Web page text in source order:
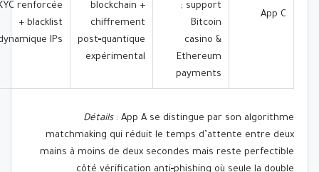
App C
; support
Bitcoin
casino &
Ethereum
payments
blockchain +
chiffrement
post‑quantique
expérimental
renforcée
+ blacklist
IPs
Détails: App A se distingue par son algorithme
matchmaking qui réduit le temps d’attente entre deux
mains à moins de deux secondes mais reste perfectible
côté vérification anti‑phishing où seule la double